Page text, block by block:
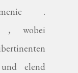
.
, wobei
und elend